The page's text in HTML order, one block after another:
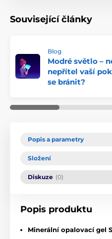
Související články
Blog
Modré světlo –
nepřítel vaší
se bránit?
Popis a parametry
Složení
Diskuze (0)
Popis produktu
Minerální opalovací gel